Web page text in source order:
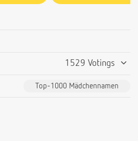
1529 Votings
Top-1000 Mädchennamen